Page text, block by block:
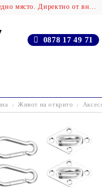
Крабов - Над 100 000 продукта на едно място. Директно от вносителя!
0878 17 49 71
Живот на открито